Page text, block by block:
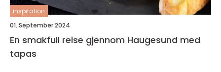
inspiration
01. September 2024
En smakfull reise gjennom Haugesund med
tapas